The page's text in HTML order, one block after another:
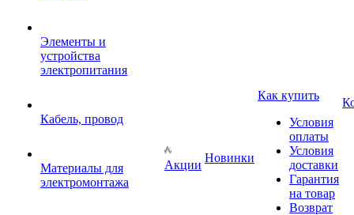
Элементы и
устройства
электропитания
Кабель, провод
Материалы для
электромонтажа
Акции
Новинки
Как купить
Условия
оплаты
Условия
доставки
Гарантия
на товар
Возврат